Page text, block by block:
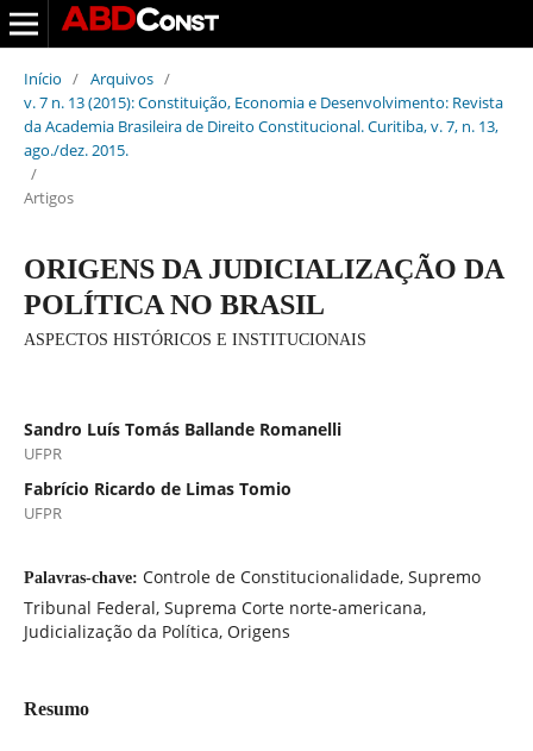
Início / Arquivos /
v. 7 n. 13 (2015): Constituição, Economia e Desenvolvimento: Revista
da Academia Brasileira de Direito Constitucional. Curitiba, v. 7, n. 13,
ago./dez. 2015.
/
Artigos
ORIGENS DA JUDICIALIZAÇÃO DA
POLÍTICA NO BRASIL
ASPECTOS HISTÓRICOS E INSTITUCIONAIS
Sandro Luís Tomás Ballande Romanelli
UFPR
Fabrício Ricardo de Limas Tomio
UFPR
Palavras-chave: Controle de Constitucionalidade, Supremo
Tribunal Federal, Suprema Corte norte-americana,
Judicialização da Política, Origens
Resumo